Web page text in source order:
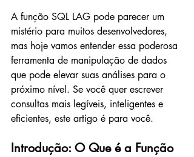
A função SQL LAG pode parecer um
mistério para muitos desenvolvedores,
mas hoje vamos entender essa poderosa
ferramenta de manipulação de dados
que pode elevar suas análises para o
próximo nível. Se você quer escrever
consultas mais legíveis, inteligentes e
eficientes, este artigo é para você.
Introdução: O Que é a Função